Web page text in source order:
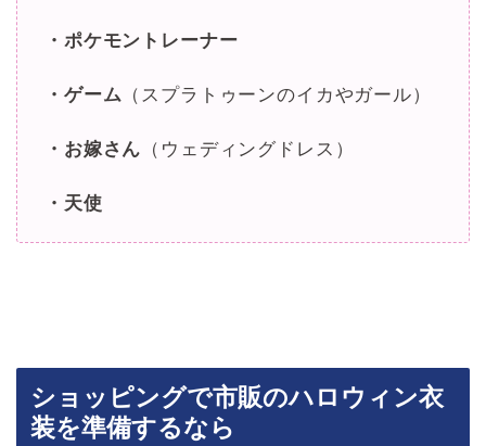
・ポケモントレーナー
・ゲーム （スプラトゥーンのイカやガール）
・お嫁さん （ウェディングドレス）
・天使
ショッピングで市販のハロウィン衣
装を準備するなら